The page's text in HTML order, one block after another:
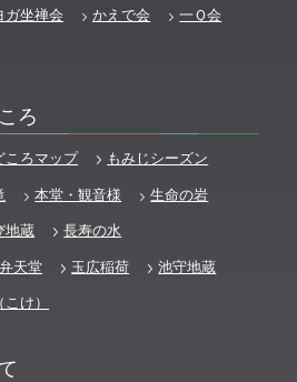
ガ坐禅会 かえで会
一Ｑ会
ろ
ころマップ
もみじシーズン
本堂・観音様
生命の岩
地蔵
長寿の水
弁天堂 玉広稲荷
池守地蔵
け）